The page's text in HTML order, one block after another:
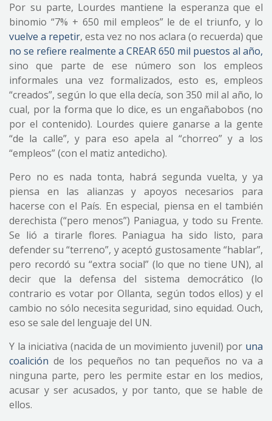
Por su parte, Lourdes mantiene la esperanza que el
binomio “7% + 650 mil empleos” le de el triunfo, y lo
vuelve a repetir, esta vez no nos aclara (o recuerda) que
no se refiere realmente a CREAR 650 mil puestos al año,
sino que parte de ese número son los empleos
informales una vez formalizados, esto es, empleos
“creados”, según lo que ella decía, son 350 mil al año, lo
cual, por la forma que lo dice, es un engañabobos (no
por el contenido). Lourdes quiere ganarse a la gente
“de la calle”, y para eso apela al “chorreo” y a los
“empleos” (con el matiz antedicho).
Pero no es nada tonta, habrá segunda vuelta, y ya
piensa en las alianzas y apoyos necesarios para
hacerse con el País. En especial, piensa en el también
derechista (“pero menos”) Paniagua, y todo su Frente.
Se lió a tirarle flores. Paniagua ha sido listo, para
defender su “terreno”, y aceptó gustosamente “hablar”,
pero recordó su “extra social” (lo que no tiene UN), al
decir que la defensa del sistema democrático (lo
contrario es votar por Ollanta, según todos ellos) y el
cambio no sólo necesita seguridad, sino equidad. Ouch,
eso se sale del lenguaje del UN.
Y la iniciativa (nacida de un movimiento juvenil) por una
coalición de los pequeños no tan pequeños no va a
ninguna parte, pero les permite estar en los medios,
acusar y ser acusados, y por tanto, que se hable de
ellos.